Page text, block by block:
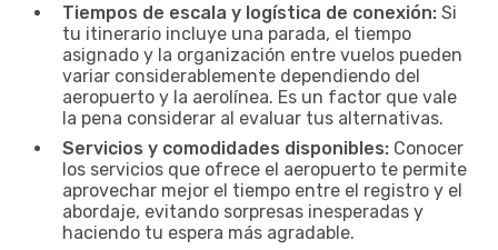
Tiempos de escala y logística de conexión: Si
tu itinerario incluye una parada, el tiempo
asignado y la organización entre vuelos pueden
variar considerablemente dependiendo del
aeropuerto y la aerolínea. Es un factor que vale
la pena considerar al evaluar tus alternativas.
Servicios y comodidades disponibles: Conocer
los servicios que ofrece el aeropuerto te permite
aprovechar mejor el tiempo entre el registro y el
abordaje, evitando sorpresas inesperadas y
haciendo tu espera más agradable.